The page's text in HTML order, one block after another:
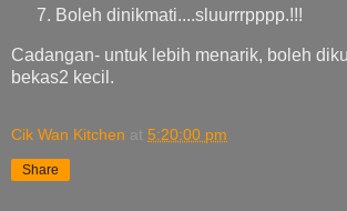
Boleh dinikmati....sluurrrpppp.!!!
Cadangan- untuk lebih menarik, boleh
bekas2 kecil.
Cik Wan Kitchen at 5:20:00 pm
Share